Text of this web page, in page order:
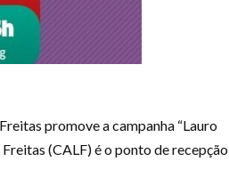
promove a campanha “Lauro
(CALF) é o ponto de recepção